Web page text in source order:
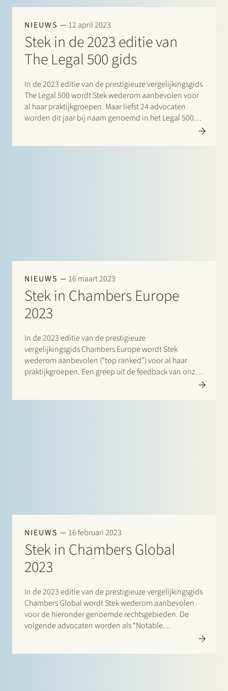
NIEUWS 12 april 2023
Stek in de 2023 editie van
The Legal 500 gids
In de 2023 editie van de prestigieuze vergelijkingsgids
The Legal 500 wordt Stek wederom aanbevolen voor
al haar praktijkgroepen. Maar liefst 24 advocaten
worden dit jaar bij naam genoemd in het Legal 500
NIEUWS 16 maart 2023
Stek in Chambers Europe
2023
In de 2023 editie van de prestigieuze
vergelijkingsgids Chambers Europe wordt Stek
wederom aanbevolen (“top ranked”) voor al haar
praktijkgroepen. Een greep uit de feedback van onze
cliënten en vakgenoten: “The service level and quality
NIEUWS 16 februari 2023
Stek in Chambers Global
2023
In de 2023 editie van de prestigieuze vergelijkingsgids
Chambers Global wordt Stek wederom aanbevolen
voor de hieronder genoemde rechtsgebieden. De
volgende advocaten worden als “Notable